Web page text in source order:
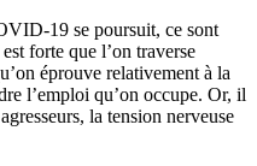
19 se poursuit, ce sont
forte que l’on traverse
éprouve relativement à la
l’emploi qu’on occupe. Or, il
la tension nerveuse